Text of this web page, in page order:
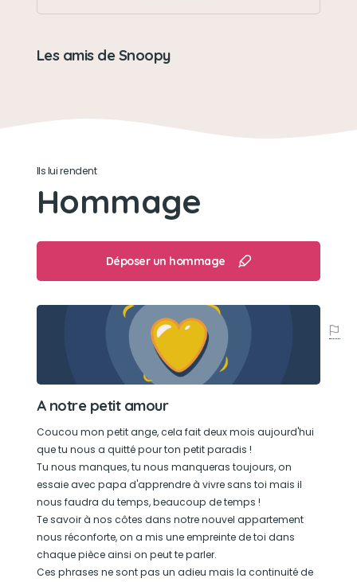
Aller chercher le linge dans la machine à laver
Son caractère
Un petit ours beige et Camel, avec des grands
yeux et des grandes oreilles, comme lui
Son loisir préféré
Il adorait les voyages, il adorait prendre la
Les amis de Snoopy
Ils lui rendent
Hommage
Déposer un hommage
A notre petit amour
Coucou mon petit ange, cela fait deux mois aujourd'hui
que tu nous a quitté pour ton petit paradis !
Tu nous manques, tu nous manqueras toujours, on
essaie avec papa d'apprendre à vivre sans toi mais il
nous faudra du temps, beaucoup de temps !
Te savoir à nos côtes dans notre nouvel appartement
nous réconforte, on a mis une empreinte de toi dans
chaque pièce ainsi on peut te parler.
Ces phrases ne sont pas un adieu mais la continuité de